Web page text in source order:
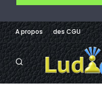
A propos des CGU
LUDOTHÈQUE